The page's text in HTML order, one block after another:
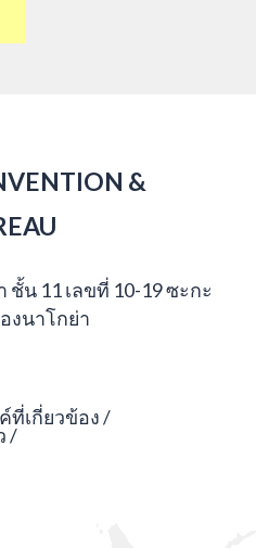
&
น 11 เลขที่ 10-19 ซะกะ
งนาโกย่า
ที่เกี่ยวข้อง